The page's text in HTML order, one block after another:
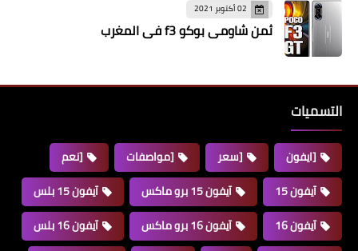
02 أكتوبر 2021
ثمن شاومي بوكو f3 في المغرب
التسميات
[ايفون [سعر [مواصفات
[نعم
آيفون 15
آيفون 15 برو ماكس
آيفون 15 بلس
آيفون 16
آيفون 16 برو ماكس
آيفون 16 بلس